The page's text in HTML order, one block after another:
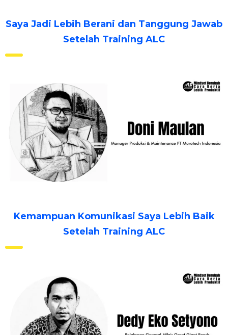
Saya Jadi Lebih Berani dan Tanggung Jawab
Setelah Training ALC
Kemampuan Komunikasi Saya Lebih Baik
Setelah Training ALC